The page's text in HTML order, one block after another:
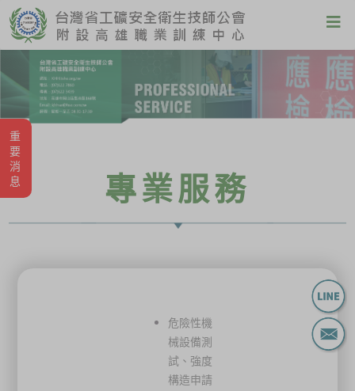
重要消息 專業服務
危險性機
械設備測
試、強度
構造申請